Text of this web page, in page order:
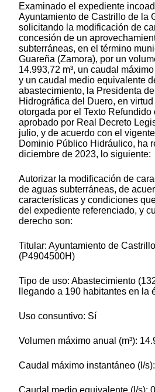
Examinado el expediente
Ayuntamiento de Castrillo de la
solicitando la modificación de
concesión de un
subterráneas, en el término
Guareña (Zamora), por un
14.993,72 m³, un caudal
y un caudal medio equivalente
abastecimiento, la Presidenta
Hidrográfica del Duero, en
otorgada por el Texto Refundido
aprobado por Real Decreto
julio, y de acuerdo con el
Dominio Público Hidráulico, ha
diciembre de 2023, lo siguiente:
Autorizar la modificación de
de aguas subterráneas, de
características y condiciones
del expediente referenciado, y
derecho son:
Titular: Ayuntamiento de
(P4904500H)
Tipo de uso: Abastecimiento
llegando a 190 habitantes en la
Uso consuntivo: Sí
Volumen máximo anual (m³):
Caudal máximo instantáneo (l/
Caudal medio equivalente (l/s):